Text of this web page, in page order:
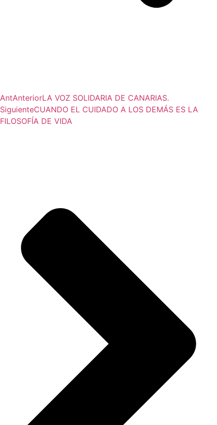
AntAnteriorLA VOZ SOLIDARIA DE CANARIAS.
SiguienteCUANDO EL CUIDADO A LOS DEMÁS ES LA
FILOSOFÍA DE VIDA